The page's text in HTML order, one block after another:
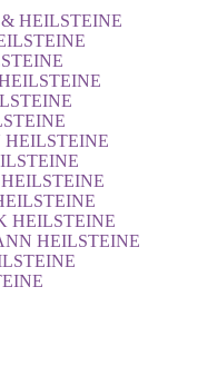
HEILSTEINE
HEILSTEINE
HEILSTEINE
HEILSTEINE